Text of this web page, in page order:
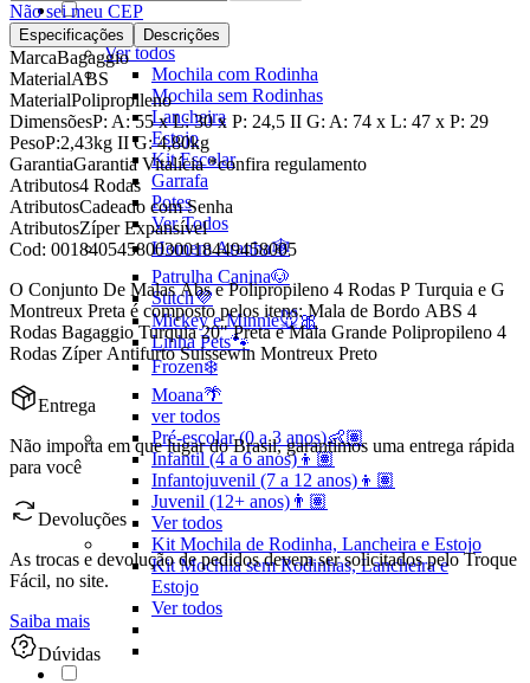
Escolar
Ver todos
Mochila com Rodinha
Mochila sem Rodinhas
Lancheira
Estojo
Kit Escolar
Garrafa
Potes
Ver Todos
Homem Aranha🕸️
Patrulha Canina🐶
Stitch💜
Mickey e Minnie🐭🎀
Linha Pets🐾
Frozen❄️
Moana🌴
ver todos
Pré-escolar (0 a 3 anos)👶🏽
Infantil (4 a 6 anos)👦🏽
Infantojuvenil (7 a 12 anos)👦🏽
Juvenil (12+ anos)👨🏽
Ver todos
Kit Mochila de Rodinha, Lancheira e Estojo
Kit Mochila sem Rodinhas, Lancheira e
Estojo
Ver todos
Não sei meu CEP
Especificações Descrições
MarcaBagaggio
MaterialABS
MaterialPolipropileno
DimensõesP: A: 55 x L: 30 x P: 24,5 II G: A: 74 x L: 47 x P: 29
PesoP:2,43kg II G: 4,80kg
GarantiaGarantia Vitalícia *confira regulamento
Atributos4 Rodas
AtributosCadeado com Senha
AtributosZíper Expansível
Cod: 00184054580030018449458005
O Conjunto De Malas Abs e Polipropileno 4 Rodas P Turquia e G
Montreux Preta é composto pelos itens: Mala de Bordo ABS 4
Rodas Bagaggio Turquia 20" Preta e Mala Grande Polipropileno 4
Rodas Zíper Antifurto Suissewin Montreux Preto
Entrega
Não importa em que lugar do Brasil, garantimos uma entrega rápida
para você
Devoluções
As trocas e devolução de pedidos devem ser solicitados pelo Troque
Fácil, no site.
Saiba mais
Dúvidas